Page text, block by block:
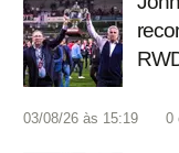
03/08/26 às 15:19 0